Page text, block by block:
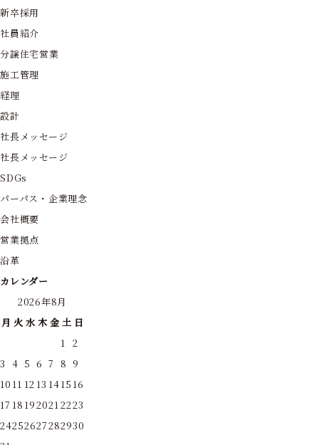
新卒採用
社員紹介
分譲住宅営業
施工管理
経理
設計
社長メッセージ
社長メッセージ
SDGs
パーパス・企業理念
会社概要
営業拠点
沿革
カレンダー
2026年8月
月 火水 木金 土 日
1 2
3 4 5 6 7 8 9
10 11 12 13 1415 16
17 18 1920212223
24252627282930